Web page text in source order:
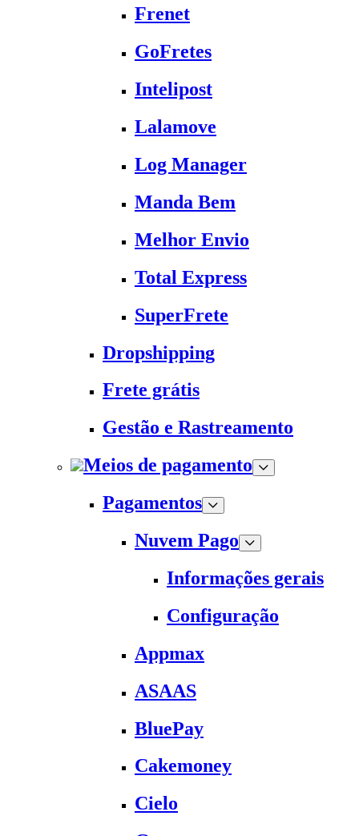
Frenet
GoFretes
Intelipost
Lalamove
Log Manager
Manda Bem
Melhor Envio
Total Express
SuperFrete
Dropshipping
Frete grátis
Gestão e Rastreamento
Meios de pagamento
Pagamentos
Nuvem Pago
Informações gerais
Configuração
Appmax
ASAAS
BluePay
Cakemoney
Cielo